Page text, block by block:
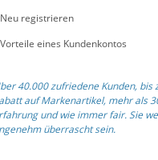
Neu registrieren
Vorteile eines Kundenkontos
40.000 zufriedene Kunden, bis
auf Markenartikel, mehr als
und wie immer fair. Sie
überrascht sein.